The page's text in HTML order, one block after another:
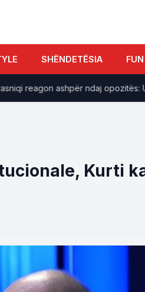
SHËNDETËSIA FUN
reagon ashpër ndaj opozitës: U
Kurti